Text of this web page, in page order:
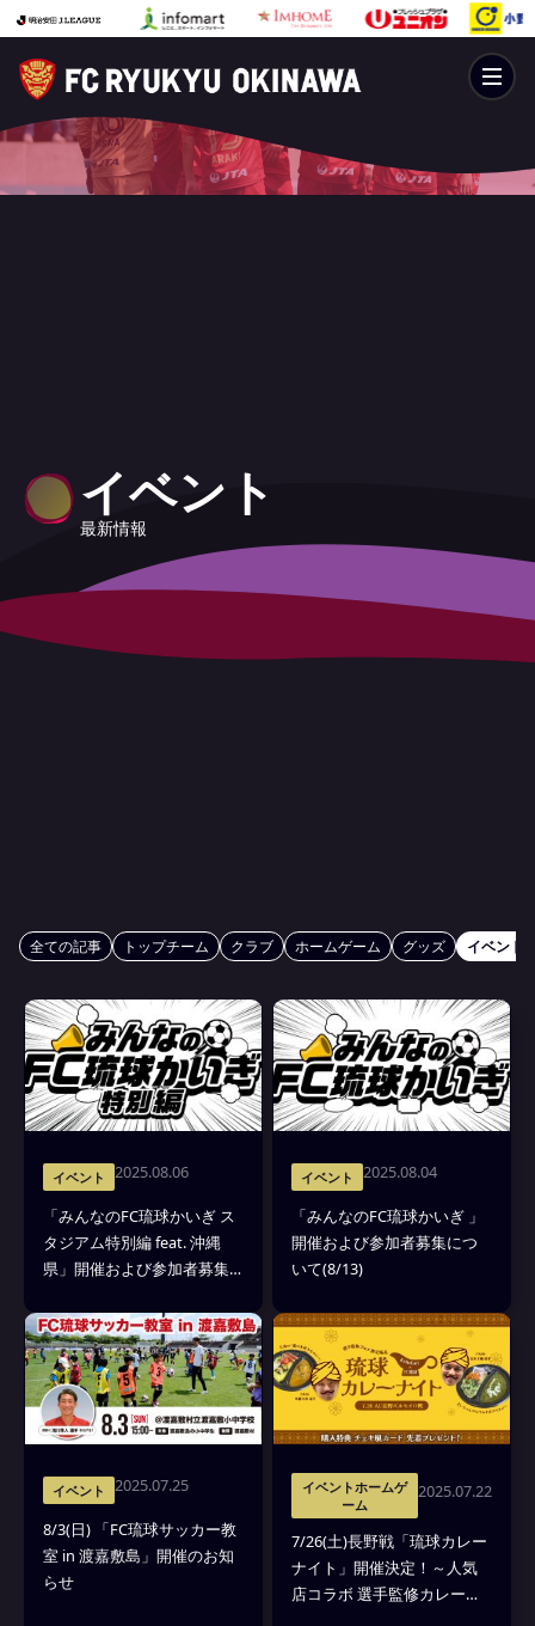
イベント
最新情報
全ての記事 トップチーム クラブ ホームゲーム グッズ イベント
イベント 2025.08.06
「みんなのFC琉球かいぎ ス
タジアム特別編 feat. 沖縄
県」開催および参加者募集
更新情報あり
イベント 2025.08.04
「みんなのFC琉球かいぎ 」
開催および参加者募集につ
いて(8/13)
イベント 2025.07.25
8/3(日) 「FC琉球サッカー教
室 in 渡嘉敷島」開催のお知
らせ
イベントホームゲ
ーム
2025.07.22
7/26(土)長野戦「琉球カレー
ナイト」開催決定！～人気
店コラボ 選手監修カレー限